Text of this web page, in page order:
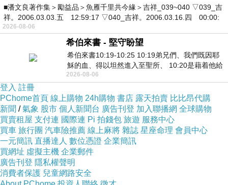
■潘文良著作集＞勵益品＞魚雁千里共今緣＞吉祥_039~040 ▽039_吉
祥。2006.03.03.五 12:59:17 ▽040_吉祥。2006.03.16.四 00:00:
2026-08-06
希伯來書 - 堅守盼望
希伯來書10:19-10:25 10:19弟兄們、我們既因耶
穌的血、得以坦然進入至聖所、 10:20是藉着他給
我們開了一條又新又活的路從幔子經過
2026-08-06
登入 註冊
PChome首頁 線上購物 24h購物 書店 露天拍賣 比比昂代購
新聞 /氣象 股市 個人新聞台 廣告刊登 加入聯播網 全球購物
買賣租屋 支付連 國際連 Pi 拍錢包 旅遊 服務中心
買車 旅行團 汽車險推薦 線上麻將 雜誌 星座命理 會員中心
一元簡訊 直播達人 數位憑證 企業簡訊
買網址 虛擬主機 企業郵件
廣告刊登 隱私權聲明
消費者保護 兒童網路安全